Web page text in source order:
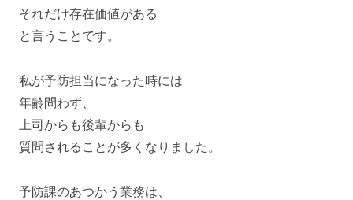
それだけ存在価値がある
と言うことです。
私が予防担当になった時には
年齢問わず、
上司からも後輩からも
質問されることが多くなりました。
予防課のあつかう業務は、